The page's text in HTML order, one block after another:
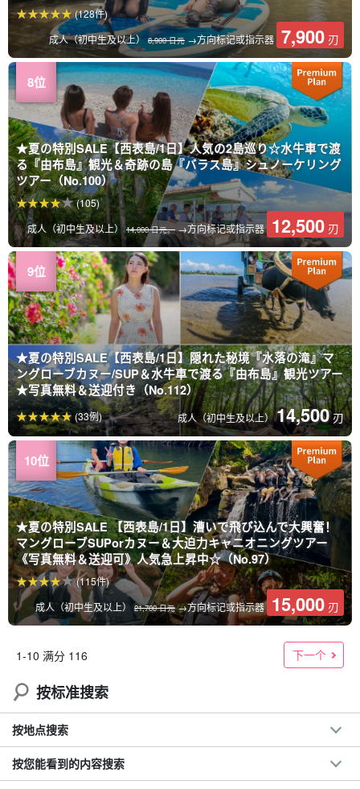
成人（初中生及以上）8,900 日元 →方向标记或指示器 7,900 刃
(128件)
★夏の特別SALE【西表島/1日】人気の2島巡り☆水牛車で渡
る『由布島』観光＆奇跡の島『バラス島』シュノーケリング
ツアー（No.100）
成人（初中生及以上）14,000 日元。→方向标记或指示器 12,500 刃
(105)
★夏の特別SALE【西表島/1日】隠れた秘境『水落の滝』マ
ングローブカヌー/SUP＆水牛車で渡る『由布島』観光ツアー
★写真無料＆送迎付き（No.112）
成人（初中生及以上）14,500 刃
(33例)
★夏の特別SALE 【西表島/1日】漕いで飛び込んで大興奮！
マングローブSUPorカヌー＆大迫力キャニオニングツアー
《写真無料＆送迎可》人気急上昇中☆（No.97）
成人（初中生及以上）21,700 日元→方向标记或指示器 15,000 刃
(115件)
1-10 满分 116 下一个
按标准搜索
按地点搜索
按您能看到的内容搜索